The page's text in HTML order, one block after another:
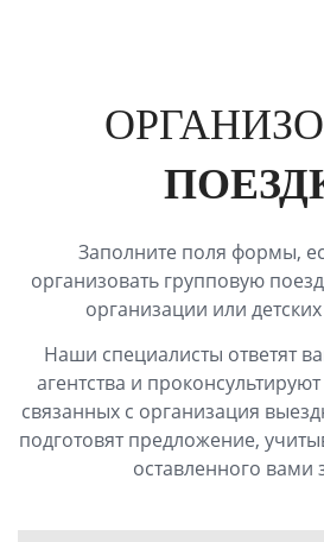
Заполните поля формы,
организовать групповую
организации или
Наши специалисты ответят
агентства и
связанных с организация
подготовят предложение,
оставленного вами